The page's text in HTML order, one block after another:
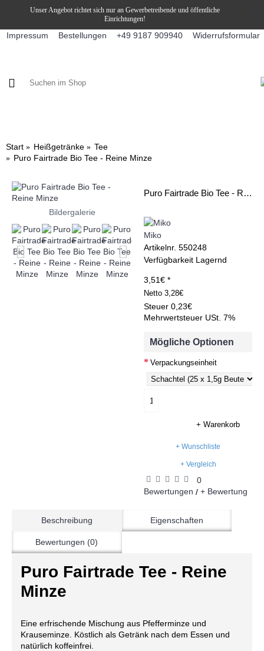
Unser Angebot richtet sich nur an Gewerbetreibende und öffentliche
Einrichtungen!
Impressum Bestellungen +49 9187 909940 Widerrufsformular
Start Heißgetränke
Tee
Puro Fairtrade Bio Tee - Reine Minze
Bildergalerie
Puro Fairtrade Bio Tee - Reine Minze
Miko
Artikelnr. 550248
Verfügbarkeit Lagernd
3,51€ *
Netto 3,28€
Steuer 0,23€
Mehrwertsteuer USt. 7%
Mögliche Optionen
Verpackungseinheit
+ Warenkorb
+ Wunschliste
+ Vergleich
0
Bewertungen / + Bewertung
Beschreibung Eigenschaften
Bewertungen (0)
Puro Fairtrade Tee - Reine
Minze
Eine erfrischende Mischung aus Pfefferminze und
Krauseminze. Köstlich als Getränk nach dem Essen und
natürlich koffeinfrei.